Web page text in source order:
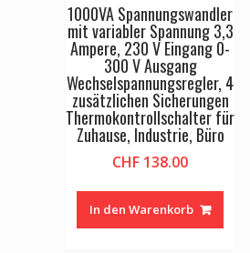
1000VA Spannungswandler
mit variabler Spannung 3,3
Ampere, 230 V Eingang 0-
300 V Ausgang
Wechselspannungsregler, 4
zusätzlichen Sicherungen
Thermokontrollschalter für
Zuhause, Industrie, Büro
CHF 138.00
In den Warenkorb